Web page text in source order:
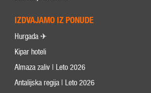
IZDVAJAMO IZ PONUDE
Hurgada ✈
Kipar hoteli
Almaza zaliv | Leto 2026
Antalijska regija | Leto 2026